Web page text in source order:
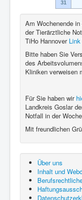
31
Am Wochenende
der Tierärztliche
TiHo Hannover Link
Bitte haben Sie
des
Kliniken verweisen
Für Sie haben wir
Landkreis Goslar
Notfall in der
Mit freundlichen
Über uns
Inhalt und